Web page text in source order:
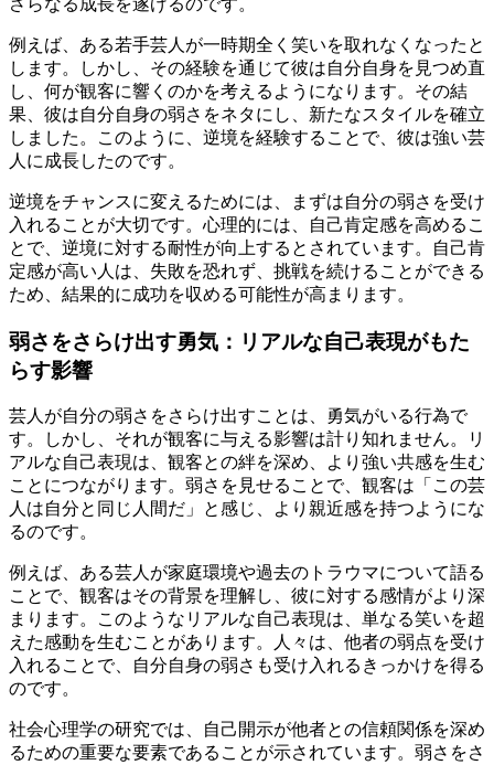
例えば、ある若手芸人が一時期全く笑いを取れなくなったと
します。しかし、その経験を通じて彼は自分自身を見つめ直
し、何が観客に響くのかを考えるようになります。その結
果、彼は自分自身の弱さをネタにし、新たなスタイルを確立
しました。このように、逆境を経験することで、彼は強い芸
人に成長したのです。
逆境をチャンスに変えるためには、まずは自分の弱さを受け
入れることが大切です。心理的には、自己肯定感を高めるこ
とで、逆境に対する耐性が向上するとされています。自己肯
定感が高い人は、失敗を恐れず、挑戦を続けることができる
ため、結果的に成功を収める可能性が高まります。
弱さをさらけ出す勇気：リアルな自己表現がもた
らす影響
芸人が自分の弱さをさらけ出すことは、勇気がいる行為で
す。しかし、それが観客に与える影響は計り知れません。リ
アルな自己表現は、観客との絆を深め、より強い共感を生む
ことにつながります。弱さを見せることで、観客は「この芸
人は自分と同じ人間だ」と感じ、より親近感を持つようにな
るのです。
例えば、ある芸人が家庭環境や過去のトラウマについて語る
ことで、観客はその背景を理解し、彼に対する感情がより深
まります。このようなリアルな自己表現は、単なる笑いを超
えた感動を生むことがあります。人々は、他者の弱点を受け
入れることで、自分自身の弱さも受け入れるきっかけを得る
のです。
社会心理学の研究では、自己開示が他者との信頼関係を深め
るための重要な要素であることが示されています。弱さをさ